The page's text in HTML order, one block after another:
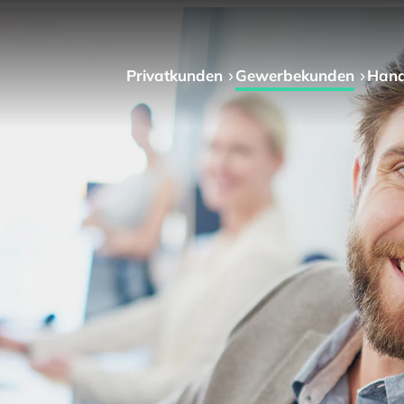
Privat­kunden Gewerbe­kunden